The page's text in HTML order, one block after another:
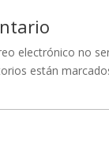
electrónico no
están